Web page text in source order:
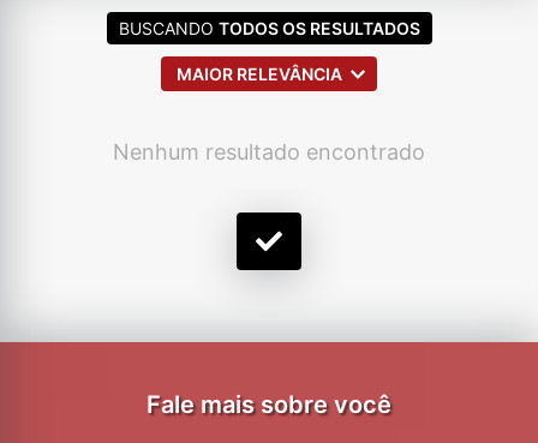
BUSCANDO TODOS OS RESULTADOS
MAIOR RELEVÂNCIA
Nenhum resultado encontrado
Fale mais sobre você